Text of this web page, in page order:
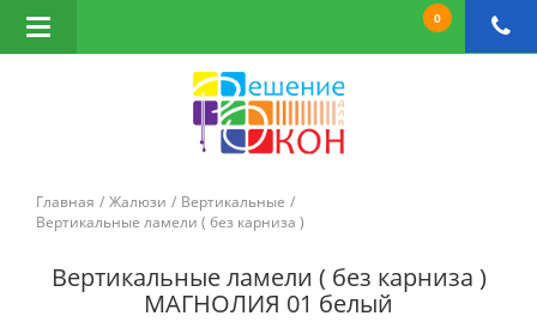
0
Открыть
навигацию
Главная Жалюзи
Вертикальные
Вертикальные ламели ( без карниза )
Вертикальные ламели ( без карниза )
МАГНОЛИЯ 01 белый